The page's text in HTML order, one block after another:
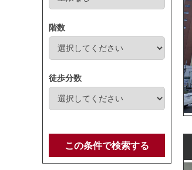
階数
徒歩分数
この条件で検索する